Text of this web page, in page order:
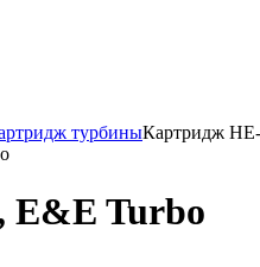
турбиныКартридж
E&E Turbo